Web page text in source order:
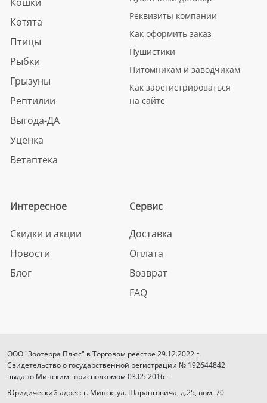
Котята
Птицы
Рыбки
Грызуны
Рептилии
Выгода-ДА
Уценка
Ветаптека
Реквизиты компании
Как оформить заказ
Пушистики
Питомникам и заводчикам
Как зарегистрироваться
на сайте
Интересное
Скидки и акции
Новости
Блог
Сервис
Доставка
Оплата
Возврат
FAQ
ООО "Зоотерра Плюс" в Торговом реестре 29.12.2022 г.
Свидетельство о государственной регистрации № 192644842
выдано Минским горисполкомом 03.05.2016 г.
Юридический адрес: г. Минск. ул. Шаранговича, д.25, пом. 70